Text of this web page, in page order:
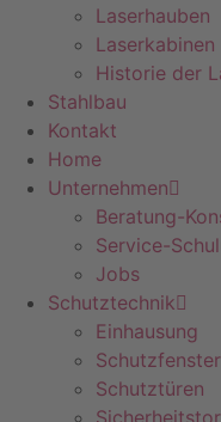
Laserhauben
Laserkabinen
Historie der
Stahlbau
Kontakt
Home
Unternehmen
Beratung-
Service-
Jobs
Schutztechnik
Einhausung
Schutzfenster
Schutztüren